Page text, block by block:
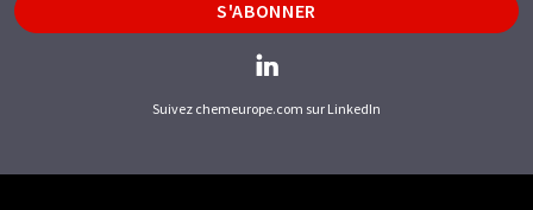
S'ABONNER
Suivez chemeurope.com sur LinkedIn